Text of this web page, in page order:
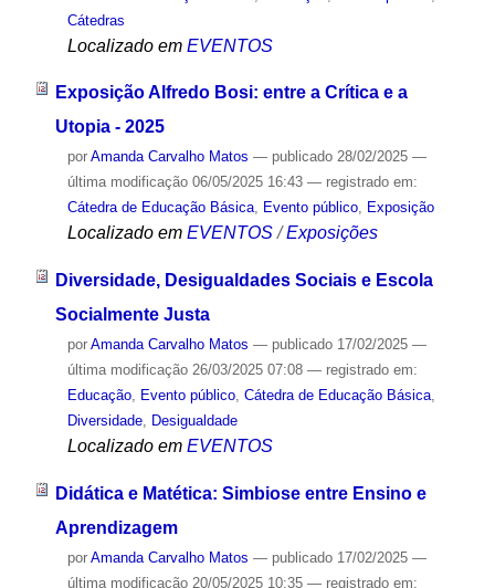
Cátedras
Localizado em EVENTOS
Exposição Alfredo Bosi: entre a Crítica e a
Utopia - 2025
por Amanda Carvalho Matos — publicado28/02/2025 —
última modificação06/05/2025 16:43 — registrado em:
Cátedra de Educação Básica, Evento público, Exposição
Localizado em EVENTOS /Exposições
Diversidade, Desigualdades Sociais e Escola
Socialmente Justa
por Amanda Carvalho Matos — publicado17/02/2025 —
última modificação26/03/2025 07:08 — registrado em:
Educação, Evento público, Cátedra de Educação Básica,
Diversidade, Desigualdade
Localizado em EVENTOS
Didática e Matética: Simbiose entre Ensino e
Aprendizagem
por Amanda Carvalho Matos — publicado17/02/2025 —
última modificação20/05/2025 10:35 — registrado em: